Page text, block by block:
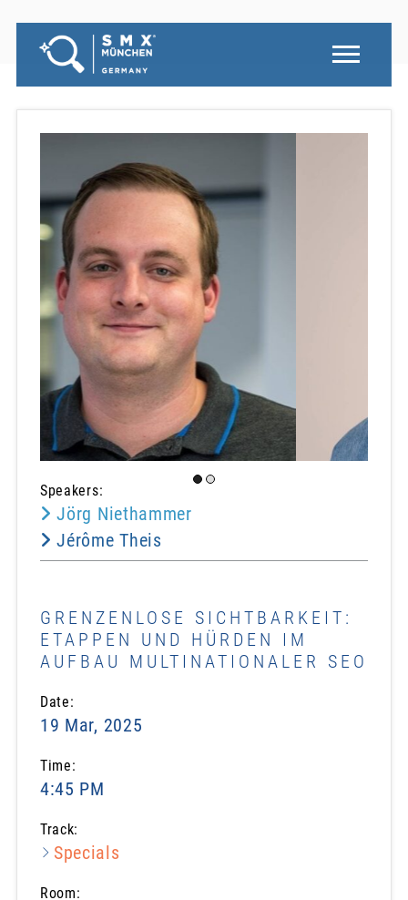
Speakers:
Jörg Niethammer
Jérôme Theis
GRENZENLOSE SICHTBARKEIT:
ETAPPEN UND HÜRDEN IM
AUFBAU MULTINATIONALER SEO
Date:
19 Mar, 2025
Time:
4:45 PM
Track:
Specials
Room: